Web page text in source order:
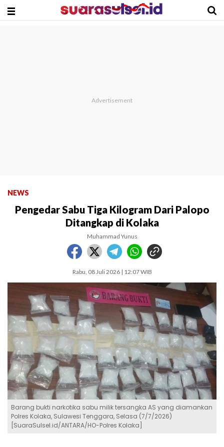
NEWS
Pengedar Sabu Tiga Kilogram Dari Palopo
Ditangkap di Kolaka
Muhammad Yunus
Rabu, 08 Juli 2026 | 12:07 WIB
Barang bukti narkotika sabu milik tersangka AS yang diamankan
Polres Kolaka, Sulawesi Tenggara, Selasa (7/7/2026)
[SuaraSulsel.id/ANTARA/HO-Polres Kolaka]